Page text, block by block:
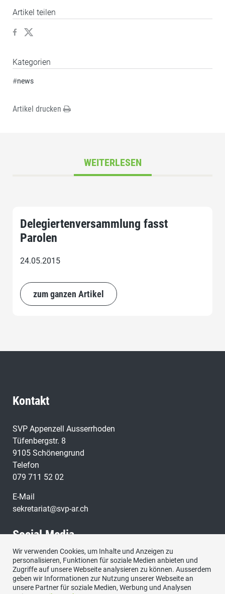
Artikel teilen
Kategorien
#news
Artikel drucken
WEITERLESEN
Delegiertenversammlung fasst
Parolen
24.05.2015
zum ganzen Artikel
Kontakt
SVP Appenzell Ausserrhoden
Tüfenbergstr. 8
9105 Schönengrund
Telefon
079 711 52 02
E-Mail
sekretariat@svp-ar.ch
Social Media
Wir verwenden Cookies, um Inhalte und Anzeigen zu
personalisieren, Funktionen für soziale Medien anbieten und
Zugriffe auf unsere Webseite analysieren zu können. Ausserdem
geben wir Informationen zur Nutzung unserer Webseite an
unsere Partner für soziale Medien, Werbung und Analysen